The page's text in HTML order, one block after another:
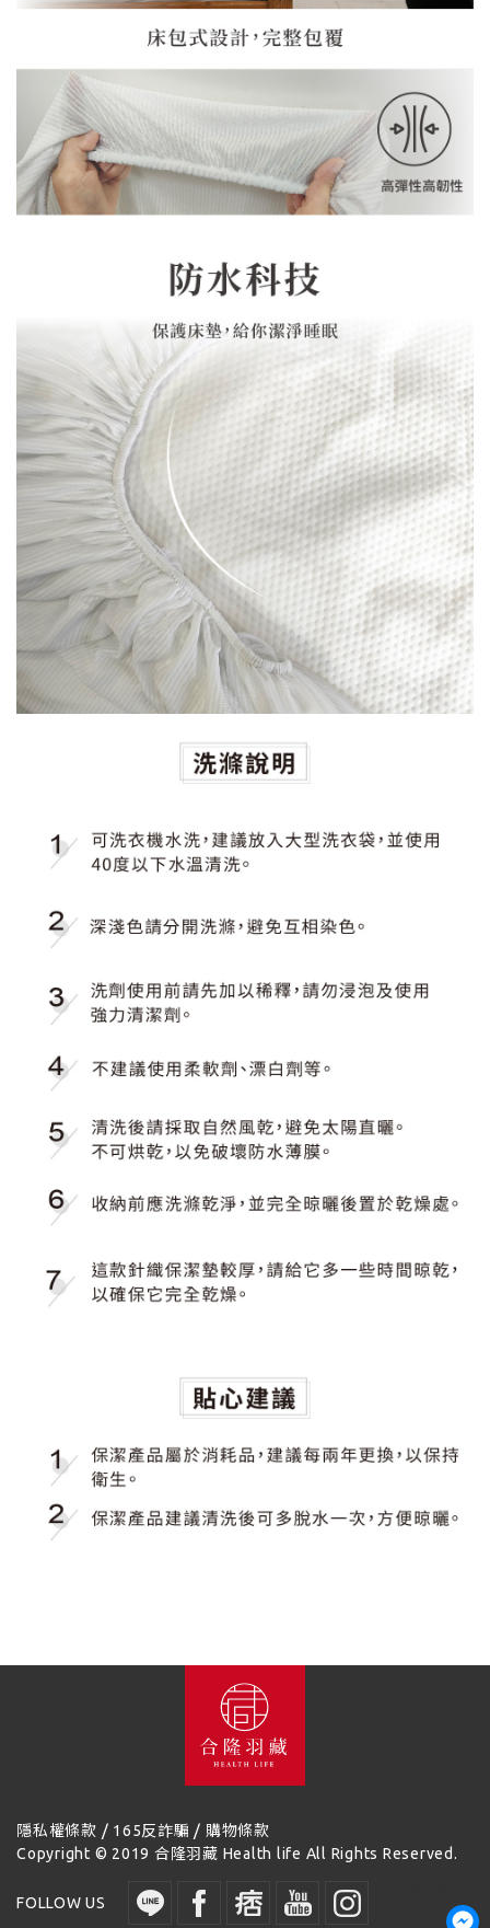
隱私權條款 / 165反詐騙 / 購物條款
Copyright © 2019 合隆羽藏 Health life All Rights Reserved.
FOLLOW US
0.144457 秒